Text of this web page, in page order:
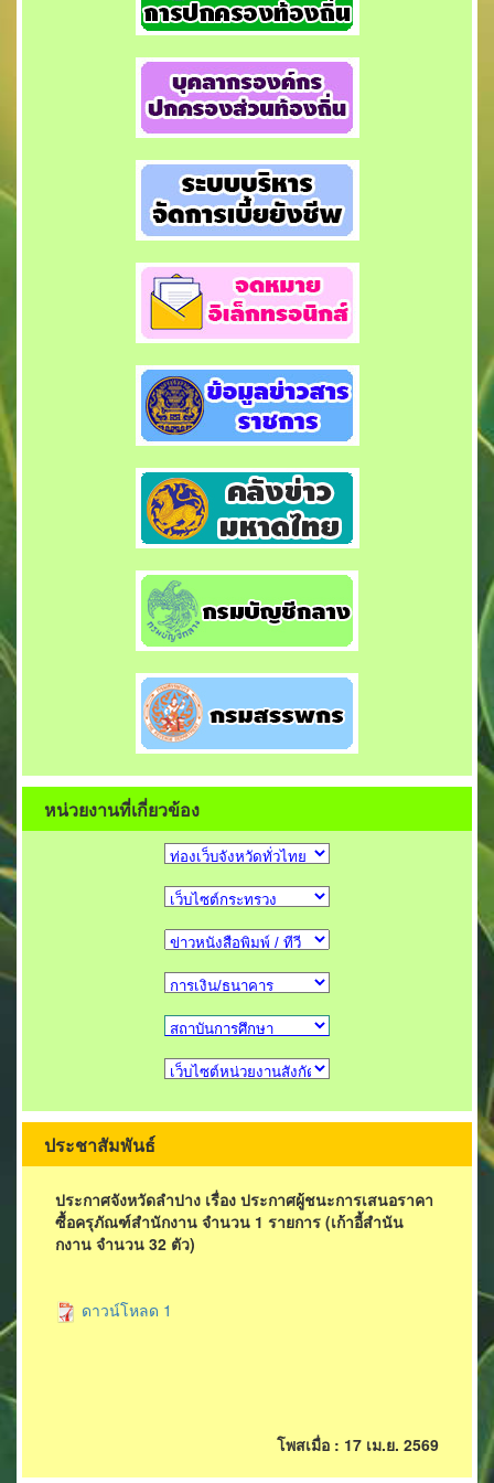
หน่วยงานที่เกี่ยวข้อง
ประชาสัมพันธ์
ประกาศจังหวัดลำปาง เรื่อง ประกาศผู้ชนะการเสนอราคา
ซื้อครุภัณฑ์สำนักงาน จำนวน 1 รายการ (เก้าอี้สำนัน
กงาน จำนวน 32 ตัว)
ดาวน์โหลด 1
โพสเมื่อ : 17 เม.ย. 2569